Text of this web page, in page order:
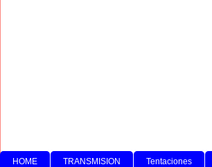
HOME TRANSMISION Tentaciones